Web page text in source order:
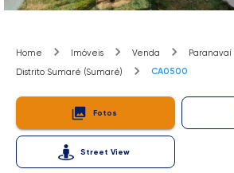
Home Imóveis Venda
Paranavaí
Distrito Sumaré (Sumaré)
CA0500
Fotos
Street View